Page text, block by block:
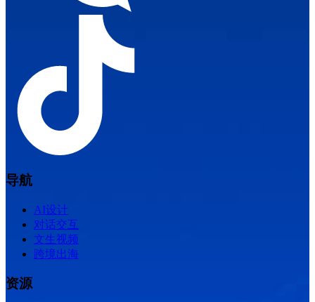
导航
AI设计
对话交互
文生视频
跨境出海
资源